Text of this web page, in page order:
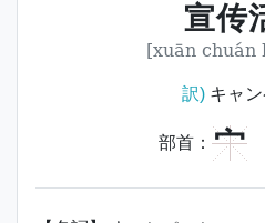
宣传
[xuān chuán
訳)キャン
部首： 宀